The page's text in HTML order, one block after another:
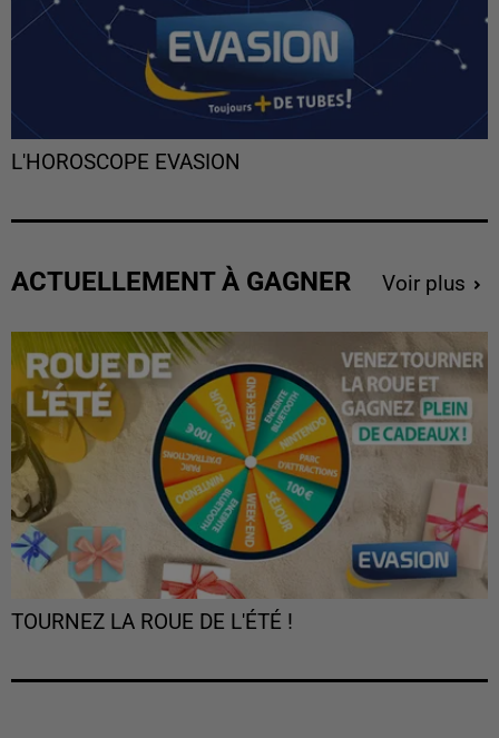
L'HOROSCOPE EVASION
ACTUELLEMENT À GAGNER Voir plus
TOURNEZ LA ROUE DE L'ÉTÉ !